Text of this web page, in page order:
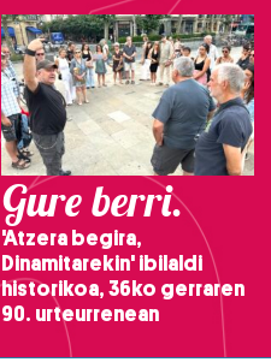
Gure berri.
'Atzera begira,
Dinamitarekin' ibilaldi
historikoa, 36ko gerraren
90. urteurrenean